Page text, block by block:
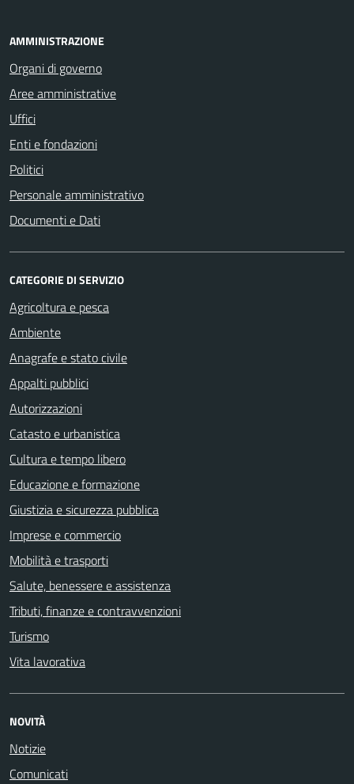
AMMINISTRAZIONE
Organi di governo
Aree amministrative
Uffici
Enti e fondazioni
Politici
Personale amministrativo
Documenti e Dati
CATEGORIE DI SERVIZIO
Agricoltura e pesca
Ambiente
Anagrafe e stato civile
Appalti pubblici
Autorizzazioni
Catasto e urbanistica
Cultura e tempo libero
Educazione e formazione
Giustizia e sicurezza pubblica
Imprese e commercio
Mobilità e trasporti
Salute, benessere e assistenza
Tributi, finanze e contravvenzioni
Turismo
Vita lavorativa
NOVITÀ
Notizie
Comunicati